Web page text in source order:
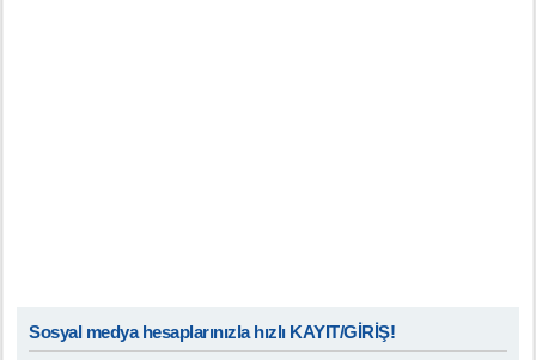
Sosyal medya hesaplarınızla hızlı KAYIT/GİRİŞ!